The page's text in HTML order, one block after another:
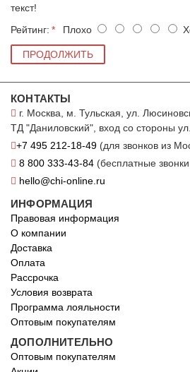
текст!
Рейтинг:
Плохо
ПРОДОЛЖИТЬ
КОНТАКТЫ
г. Москва, м. Тульская, ул.
ТД "Даниловский", вход со стороны
+7 495 212-18-49 (для звонков из
8 800 333-43-84 (бесплатные
hello@chi-online.ru
ИНФОРМАЦИЯ
Правовая информация
О компании
Доставка
Оплата
Рассрочка
Условия возврата
Программа лояльности
Оптовым покупателям
ДОПОЛНИТЕЛЬНО
Оптовым покупателям